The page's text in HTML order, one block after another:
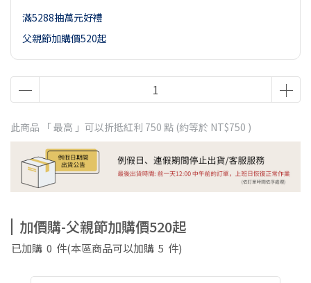
滿5288抽萬元好禮
父親節加購價520起
此商品 「 最高 」可以折抵紅利 750 點 (約等於 NT$750 )
加價購-父親節加購價520起
已加購 0 件(本區商品可以加購 5 件)